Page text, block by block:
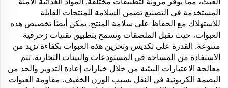
المستخدمة في التصنيع تضمن السلامة للمنتجات القابلة
للاستهلاك مع الحفاظ على سلامة المنتج. يمكن أيضًا تخصيص هذه
العبوات، حيث تقبل الملصقات وتسمح بتطبيق تقنيات زخرفية
متنوعة. القدرة على تكديس وتخزين هذه العبوات بكفاءة تزيد من
الاستفادة من المساحة في المستودعات والبيئات التجارية. تتم
معالجة الاعتبارات البيئية من خلال خيارات إعادة التدوير والحد من
البصمة الكربونية في النقل بسبب الوزن الخفيف. مقاومة العبوات